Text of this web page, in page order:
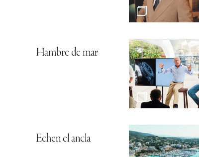
Hambre de mar
Echen el ancla